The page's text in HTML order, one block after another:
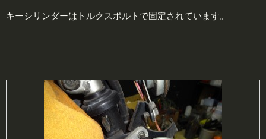
キーシリンダーはトルクスボルトで固定されています。